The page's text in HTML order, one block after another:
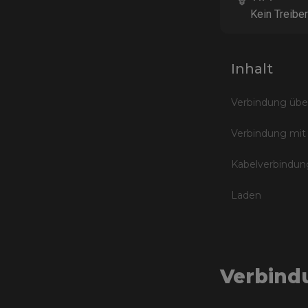
Kein
Inhalt
Verbindung
Verbindung
Laden